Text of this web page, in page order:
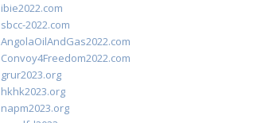
ibie2022.com
sbcc-2022.com
AngolaOilAndGas2022.com
Convoy4Freedom2022.com
grur2023.org
hkhk2023.org
napm2023.org